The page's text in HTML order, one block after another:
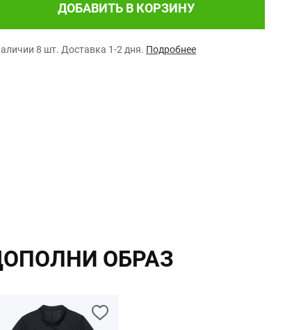
ДОБАВИТЬ В КОРЗИНУ
8 шт. Доставка 1-2 дня. Подробнее
ОБРАЗ